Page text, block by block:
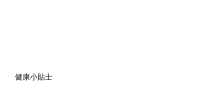
健康小貼士